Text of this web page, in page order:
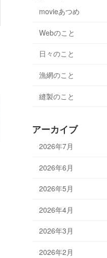
movieあつめ
Webのこと
日々のこと
漁網のこと
縫製のこと
アーカイブ
2026年7月
2026年6月
2026年5月
2026年4月
2026年3月
2026年2月